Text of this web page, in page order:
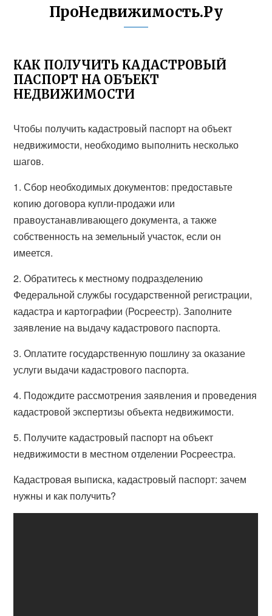
ПроНедвижимость.Ру
КАК ПОЛУЧИТЬ КАДАСТРОВЫЙ
ПАСПОРТ НА ОБЪЕКТ
НЕДВИЖИМОСТИ
Чтобы получить кадастровый паспорт на объект
недвижимости, необходимо выполнить несколько
шагов.
1. Сбор необходимых документов: предоставьте
копию договора купли-продажи или
правоустанавливающего документа, а также
собственность на земельный участок, если он
имеется.
2. Обратитесь к местному подразделению
Федеральной службы государственной регистрации,
кадастра и картографии (Росреестр). Заполните
заявление на выдачу кадастрового паспорта.
3. Оплатите государственную пошлину за оказание
услуги выдачи кадастрового паспорта.
4. Подождите рассмотрения заявления и проведения
кадастровой экспертизы объекта недвижимости.
5. Получите кадастровый паспорт на объект
недвижимости в местном отделении Росреестра.
Кадастровая выписка, кадастровый паспорт: зачем
нужны и как получить?